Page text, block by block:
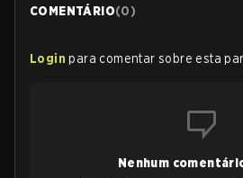
COMENTÁRIO(0)
Login para comentar sobre esta
Nenhum